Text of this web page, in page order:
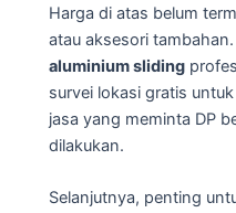
Harga di atas belum
atau aksesori tambahan.
aluminium sliding
survei lokasi gratis
jasa yang meminta DP
dilakukan.
Selanjutnya, penting